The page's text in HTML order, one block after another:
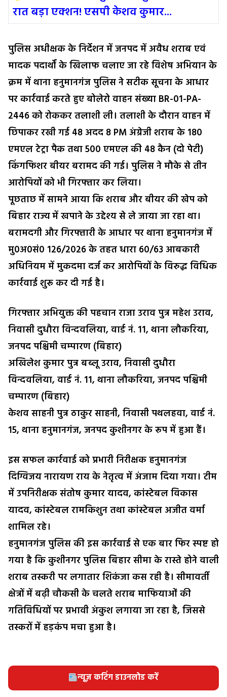
रात बड़ा एक्शन! एसपी केशव कुमार...
पुलिस अधीक्षक के निर्देशन में जनपद में अवैध शराब एवं
मादक पदार्थों के खिलाफ चलाए जा रहे विशेष अभियान के
क्रम में थाना हनुमानगंज पुलिस ने सटीक सूचना के आधार
पर कार्रवाई करते हुए बोलेरो वाहन संख्या BR-01-PA-
2446 को रोककर तलाशी ली। तलाशी के दौरान वाहन में
छिपाकर रखी गई 48 अदद 8 PM अंग्रेजी शराब के 180
एमएल टेट्रा पैक तथा 500 एमएल की 48 कैन (दो पेटी)
किंगफिशर बीयर बरामद की गई। पुलिस ने मौके से तीन
आरोपियों को भी गिरफ्तार कर लिया।
पूछताछ में सामने आया कि शराब और बीयर की खेप को
बिहार राज्य में खपाने के उद्देश्य से ले जाया जा रहा था।
बरामदगी और गिरफ्तारी के आधार पर थाना हनुमानगंज में
मु0अ0सं0 126/2026 के तहत धारा 60/63 आबकारी
अधिनियम में मुकदमा दर्ज कर आरोपियों के विरुद्ध विधिक
कार्रवाई शुरू कर दी गई है।
गिरफ्तार अभियुक्त की पहचान राजा उराव पुत्र महेश उराव,
निवासी दुधौरा विन्दवलिया, वार्ड नं. 11, थाना लौकरिया,
जनपद पश्चिमी चम्पारण (बिहार)
अखिलेश कुमार पुत्र बब्लू उराव, निवासी दुधौरा
विन्दवलिया, वार्ड नं. 11, थाना लौकरिया, जनपद पश्चिमी
चम्पारण (बिहार)
केशव साहनी पुत्र ठाकुर साहनी, निवासी पथलहवा, वार्ड नं.
15, थाना हनुमानगंज, जनपद कुशीनगर के रूप में हुआ हैं।
इस सफल कार्रवाई को प्रभारी निरीक्षक हनुमानगंज
दिग्विजय नारायण राय के नेतृत्व में अंजाम दिया गया। टीम
में उपनिरीक्षक संतोष कुमार यादव, कांस्टेबल विकास
यादव, कांस्टेबल रामकिशुन तथा कांस्टेबल अजीत वर्मा
शामिल रहे।
हनुमानगंज पुलिस की इस कार्रवाई से एक बार फिर स्पष्ट हो
गया है कि कुशीनगर पुलिस बिहार सीमा के रास्ते होने वाली
शराब तस्करी पर लगातार शिकंजा कस रही है। सीमावर्ती
क्षेत्रों में बढ़ी चौकसी के चलते शराब माफियाओं की
गतिविधियों पर प्रभावी अंकुश लगाया जा रहा है, जिससे
तस्करों में हड़कंप मचा हुआ है।
न्यूज़ कटिंग डाउनलोड करें